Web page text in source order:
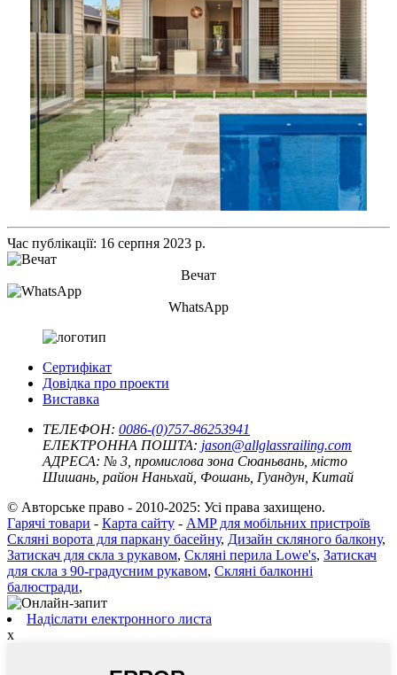
Час публікації: 16 серпня 2023 р.
Вечат
WhatsApp
Сертифікат
Довідка про проекти
Виставка
ТЕЛЕФОН: 0086-(0)757-86253941
ЕЛЕКТРОННА ПОШТА: jason@allglassrailing.com
АДРЕСА: № 3, промислова зона Сюаньвань, місто
Шишань, район Наньхай, Фошань, Гуандун, Китай
© Авторське право - 2010-2025: Усі права захищено.
Гарячі товари - Карта сайту - AMP для мобільних пристроїв
Скляні ворота для паркану басейну, Дизайн скляного балкону,
Затискач для скла з рукавом, Скляні перила Lowe's, Затискач
для скла з 90-градусним рукавом, Скляні балконні
балюстради,
Надіслати електронного листа
x